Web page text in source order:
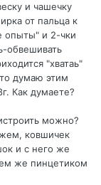
и чашечку
от пальца к
опыты" и 2-чки
обвешивать
"хватаь"
думаю этим
Как думаете?
можно?
ковшичек
и с него же
же пинцетиком